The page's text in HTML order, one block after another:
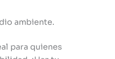
ambiente.
para quienes